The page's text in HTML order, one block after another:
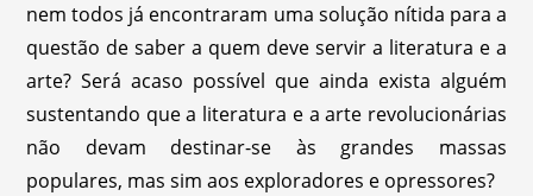
nem todos já encontraram uma solução nítida para a
questão de saber a quem deve servir a literatura e a
arte? Será acaso possível que ainda exista alguém
sustentando que a literatura e a arte revolucionárias
não devam destinar-se às grandes massas
populares, mas sim aos exploradores e opressores?